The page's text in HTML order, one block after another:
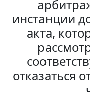
инстанции
акта,
отказаться